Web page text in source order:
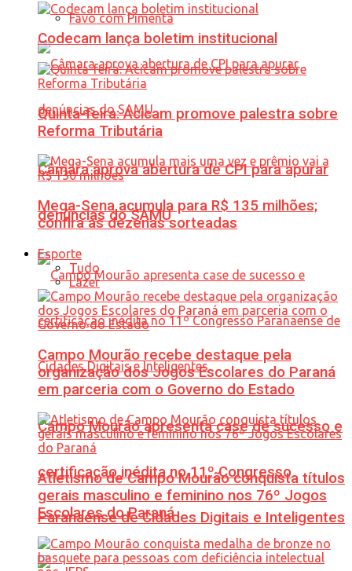
Favo com Pimenta
Câmara aprova abertura de CPI para apurar
denúncias do SAMU
Campo Mourão apresenta case de sucesso e
certificação inédita no 11º Congresso
Paranaense de Cidades Digitais e Inteligentes
Codecam lança boletim institucional
Quinta-feira: Acicam promove palestra sobre
Reforma Tributária
Mega-Sena acumula para R$ 135 milhões;
confira as dezenas sorteadas
Esporte
Tudo
Lazer
Campo Mourão recebe destaque pela
organização dos Jogos Escolares do Paraná
em parceria com o Governo do Estado
Atletismo de Campo Mourão conquista títulos
gerais masculino e feminino nos 76º Jogos
Escolares do Paraná